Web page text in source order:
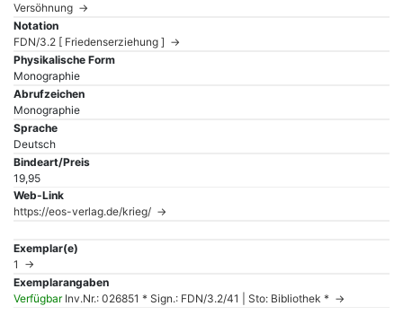
Versöhnung →
Notation
FDN/3.2 [ Friedenserziehung ] →
Physikalische Form
Monographie
Abrufzeichen
Monographie
Sprache
Deutsch
Bindeart/Preis
19,95
Web-Link
https://eos-verlag.de/krieg/ →
Exemplar(e)
1 →
Exemplarangaben
Verfügbar Inv.Nr.: 026851 * Sign.: FDN/3.2/41 | Sto: Bibliothek * →